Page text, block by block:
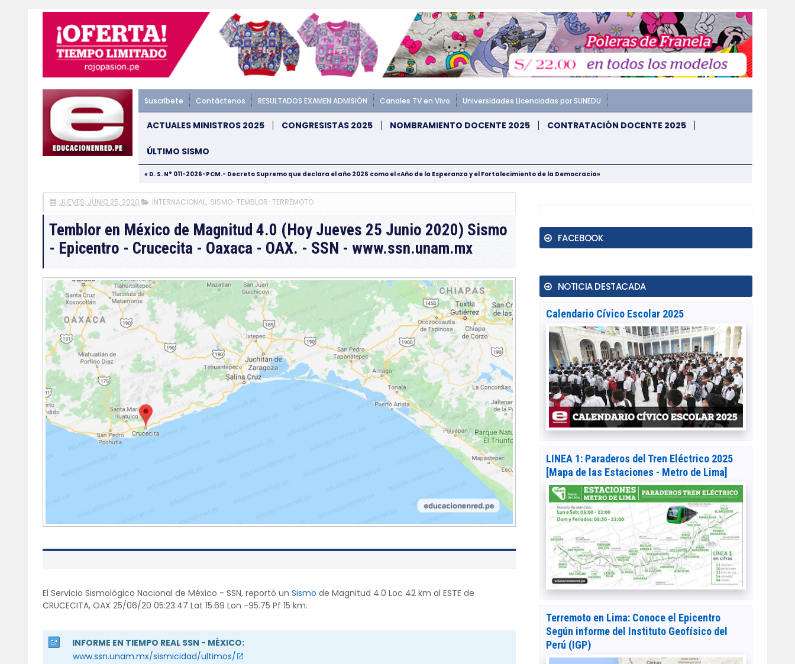
Suscríbete Contáctenos RESULTADOS EXAMEN ADMISIÓN Canales TV en Vivo Universidades Licenciadas por SUNEDU
ACTUALES MINISTROS 2025 CONGRESISTAS 2025 NOMBRAMIENTO DOCENTE 2025 CONTRATACIÓN DOCENTE 2025
ÚLTIMO SISMO
« D. S. N° 011-2026-PCM.- Decreto Supremo que declara el año 2026 como el «Año de la Esperanza y el Fortalecimiento de la Democracia»
JUEVES, JUNIO 25, 2020 INTERNACIONAL, SISMO-TEMBLOR-TERREMOTO
Temblor en México de Magnitud 4.0 (Hoy Jueves 25 Junio 2020) Sismo
- Epicentro - Crucecita - Oaxaca - OAX. - SSN - www.ssn.unam.mx
El Servicio Sismológico Nacional de México - SSN, reportó un Sismo de Magnitud 4.0 Loc 42 km al ESTE de
CRUCECITA, OAX 25/06/20 05:23:47 Lat 15.69 Lon -95.75 Pf 15 km.
INFORME EN TIEMPO REAL SSN - MÉXICO:
www.ssn.unam.mx/sismicidad/ultimos/
FACEBOOK
NOTICIA DESTACADA
Calendario Cívico Escolar 2025
LINEA 1: Paraderos del Tren Eléctrico 2025
[Mapa de las Estaciones - Metro de Lima]
Terremoto en Lima: Conoce el Epicentro
Según informe del Instituto Geofísico del
Perú (IGP)